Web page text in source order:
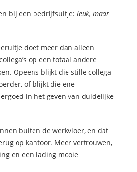
bij een bedrijfsuitje: leuk, maar
doet meer dan alleen
op een totaal andere
Opeens blijkt die stille collega
of blijkt die ene
in het geven van duidelijke
buiten de werkvloer, en dat
op kantoor. Meer vertrouwen,
en een lading mooie